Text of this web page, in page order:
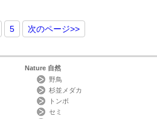
5 次のページ>>
Nature 自然
野鳥
杉並メダカ
トンボ
セミ